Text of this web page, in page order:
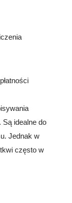
idealne do
Jednak w
często w